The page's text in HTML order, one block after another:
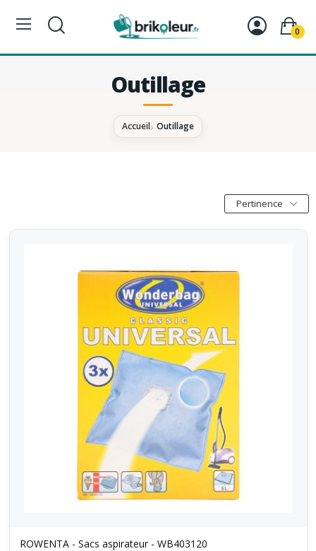
0
Outillage
Accueil Outillage
Pertinence
ROWENTA - Sacs aspirateur - WB403120